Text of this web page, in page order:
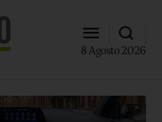
8 Agosto 2026